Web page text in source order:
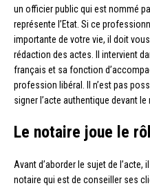
un officier public qui est nommé
représente l’Etat. Si ce
importante de votre vie, il doit
rédaction des actes. Il intervient
français et sa fonction
profession libéral. Il n’est pas
signer l’acte authentique devant le
Le notaire joue le
Avant d’aborder le sujet de
notaire qui est de conseiller ses